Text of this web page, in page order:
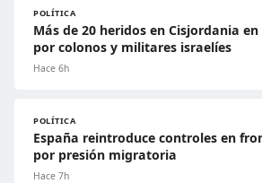
POLÍTICA
Más de 20 heridos en Cisjordania
por colonos y militares israelíes
Hace 6h
POLÍTICA
España reintroduce controles en
por presión migratoria
Hace 7h